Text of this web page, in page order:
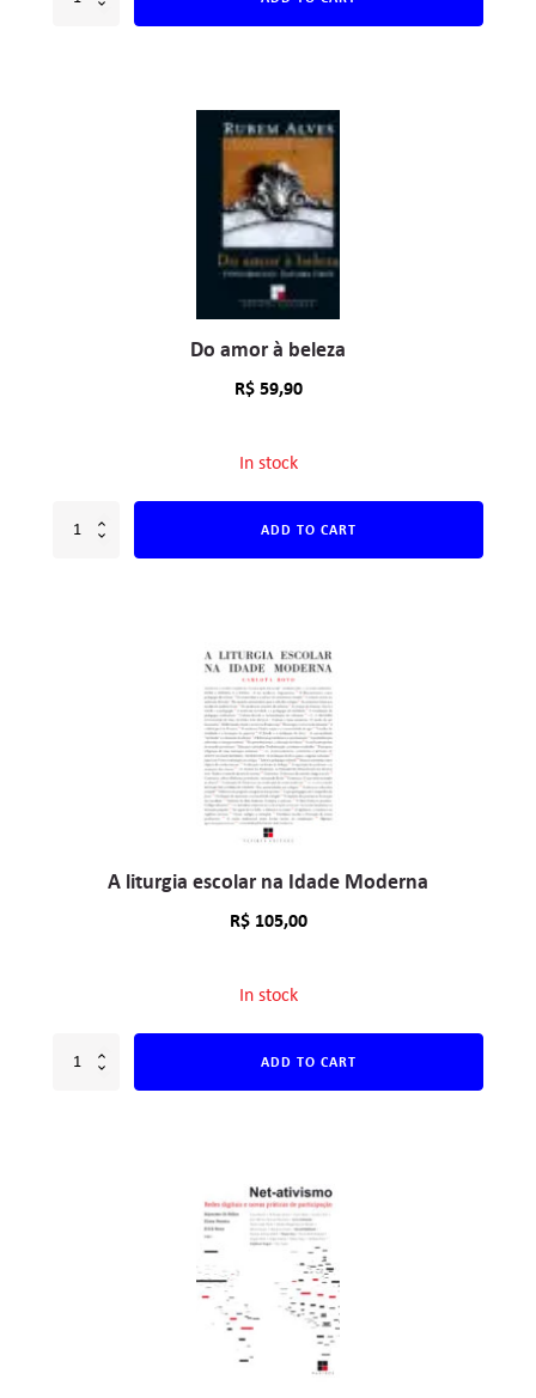
Do amor à beleza
R$59,90
In stock
ADD TO CART
A liturgia escolar na Idade Moderna
R$105,00
In stock
ADD TO CART